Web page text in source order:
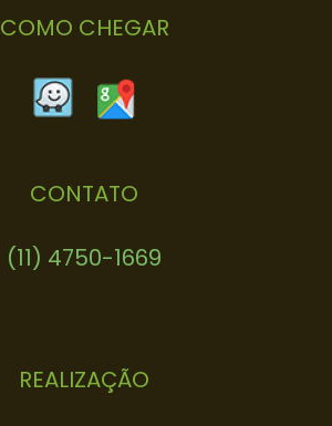
COMO CHEGAR
CONTATO
(11) 4750-1669
REALIZAÇÃO